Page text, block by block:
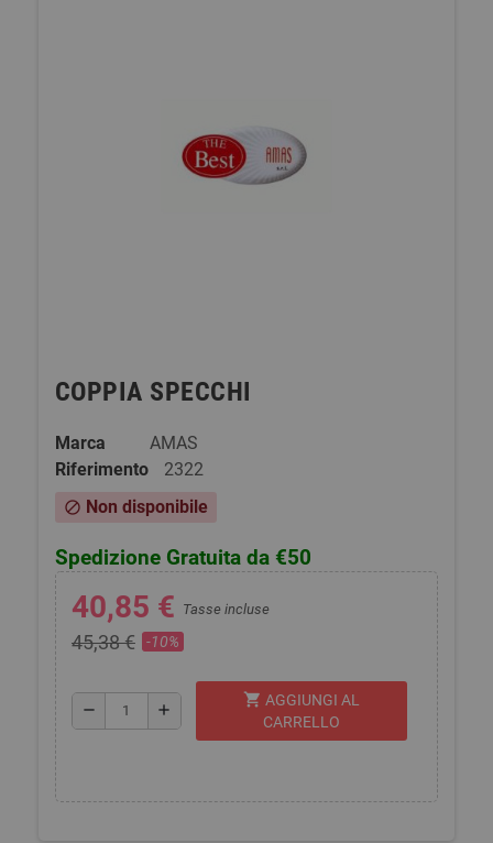
COPPIA SPECCHI
Marca
AMAS
Riferimento
2322
block Non disponibile
Spedizione Gratuita da €50
40,85 € Tasse incluse
45,38 € -10%
remove add
shopping_cart AGGIUNGI AL
CARRELLO